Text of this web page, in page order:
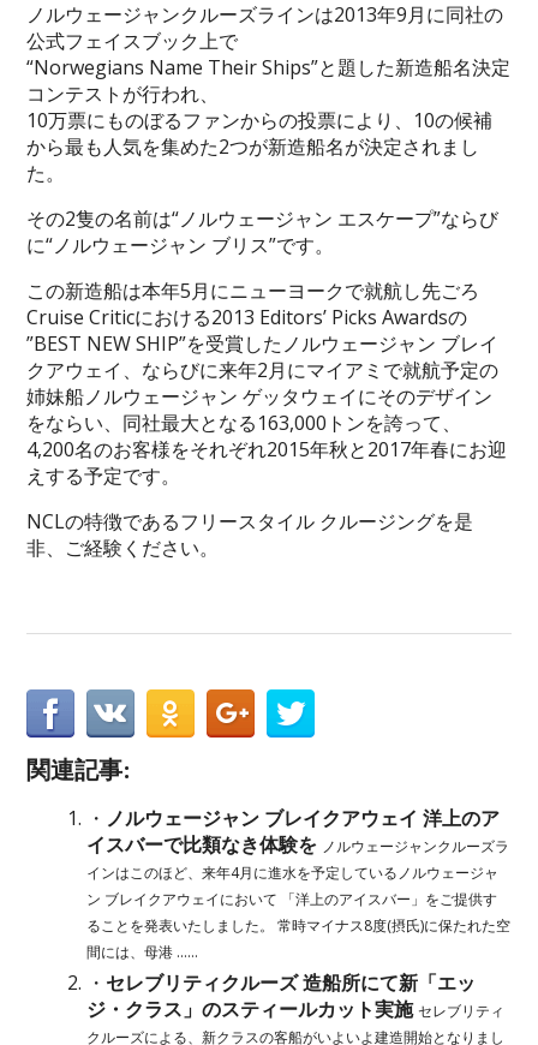
ノルウェージャンクルーズラインは2013年9月に同社の
公式フェイスブック上で
“Norwegians Name Their Ships”と題した新造船名決定
コンテストが行われ、
10万票にものぼるファンからの投票により、10の候補
から最も人気を集めた2つが新造船名が決定されまし
た。
その2隻の名前は“ノルウェージャン エスケープ”ならび
に“ノルウェージャン ブリス”です。
この新造船は本年5月にニューヨークで就航し先ごろ
Cruise Criticにおける2013 Editors’ Picks Awardsの
”BEST NEW SHIP”を受賞したノルウェージャン ブレイ
クアウェイ、ならびに来年2月にマイアミで就航予定の
姉妹船ノルウェージャン ゲッタウェイにそのデザイン
をならい、同社最大となる163,000トンを誇って、
4,200名のお客様をそれぞれ2015年秋と2017年春にお迎
えする予定です。
NCLの特徴であるフリースタイル クルージングを是
非、ご経験ください。
関連記事:
・ ノルウェージャン ブレイクアウェイ 洋上のア
イスバーで比類なき体験を ノルウェージャンクルーズラ
インはこのほど、来年4月に進水を予定しているノルウェージャ
ン ブレイクアウェイにおいて 「洋上のアイスバー」をご提供す
ることを発表いたしました。 常時マイナス8度(摂氏)に保たれた空
間には、母港 ......
・ セレブリティクルーズ 造船所にて新「エッ
ジ・クラス」のスティールカット実施 セレブリティ
クルーズによる、新クラスの客船がいよいよ建造開始となりまし